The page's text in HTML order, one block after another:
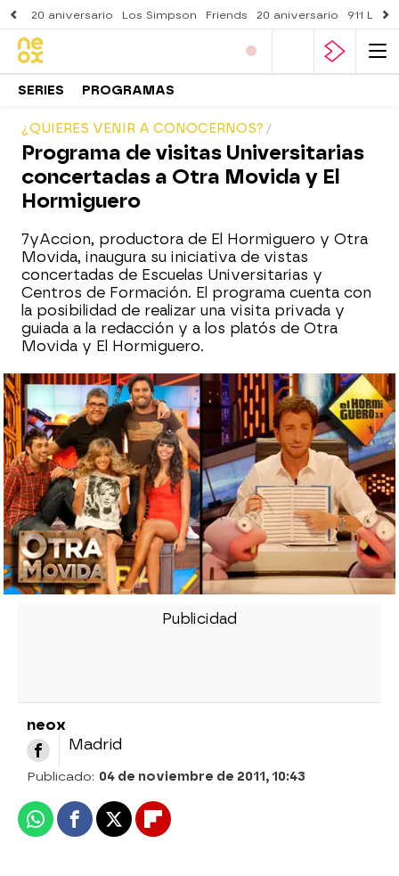
20 aniversario Los Simpson Friends 20 aniversario 911
SERIES PROGRAMAS
¿QUIERES VENIR A CONOCERNOS?
Programa de visitas Universitarias
concertadas a Otra Movida y El
Hormiguero
7yAccion, productora de El Hormiguero y Otra
Movida, inaugura su iniciativa de vistas
concertadas de Escuelas Universitarias y
Centros de Formación. El programa cuenta con
la posibilidad de realizar una visita privada y
guiada a la redacción y a los platós de Otra
Movida y El Hormiguero.
neox
Madrid
Publicado: 04 de noviembre de 2011, 10:43
WhatsappFacebook
X Flipboard